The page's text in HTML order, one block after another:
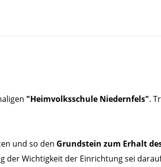
"Heimvolksschule Niedernfels".
und so den Grundstein zum Erhalt
Wichtigkeit der Einrichtung sei